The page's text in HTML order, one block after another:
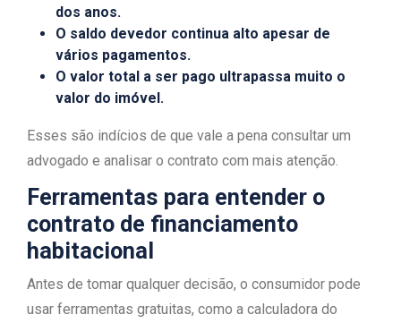
dos anos.
O saldo devedor continua alto apesar de
vários pagamentos.
O valor total a ser pago ultrapassa muito o
valor do imóvel.
Esses são indícios de que vale a pena consultar um
advogado e analisar o contrato com mais atenção.
Ferramentas para entender o
contrato de financiamento
habitacional
Antes de tomar qualquer decisão, o consumidor pode
usar ferramentas gratuitas, como a calculadora do